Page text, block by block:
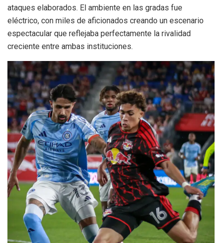
ataques elaborados. El ambiente en las gradas fue
eléctrico, con miles de aficionados creando un escenario
espectacular que reflejaba perfectamente la rivalidad
creciente entre ambas instituciones.